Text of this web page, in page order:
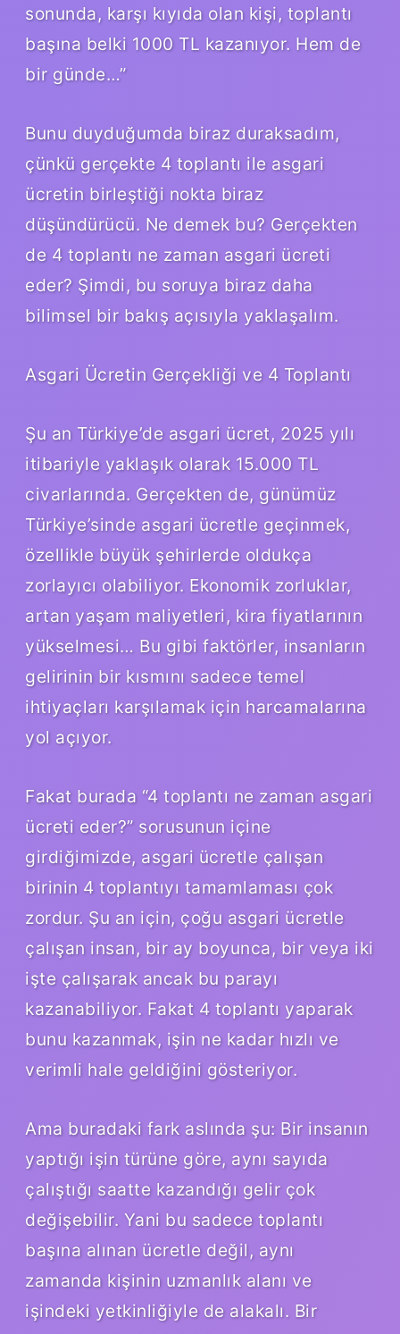
sonunda, karşı kıyıda olan kişi, toplantı
başına belki 1000 TL kazanıyor. Hem de
bir günde…”
Bunu duyduğumda biraz duraksadım,
çünkü gerçekte 4 toplantı ile asgari
ücretin birleştiği nokta biraz
düşündürücü. Ne demek bu? Gerçekten
de 4 toplantı ne zaman asgari ücreti
eder? Şimdi, bu soruya biraz daha
bilimsel bir bakış açısıyla yaklaşalım.
Asgari Ücretin Gerçekliği ve 4 Toplantı
Şu an Türkiye’de asgari ücret, 2025 yılı
itibariyle yaklaşık olarak 15.000 TL
civarlarında. Gerçekten de, günümüz
Türkiye’sinde asgari ücretle geçinmek,
özellikle büyük şehirlerde oldukça
zorlayıcı olabiliyor. Ekonomik zorluklar,
artan yaşam maliyetleri, kira fiyatlarının
yükselmesi… Bu gibi faktörler, insanların
gelirinin bir kısmını sadece temel
ihtiyaçları karşılamak için harcamalarına
yol açıyor.
Fakat burada “4 toplantı ne zaman asgari
ücreti eder?” sorusunun içine
girdiğimizde, asgari ücretle çalışan
birinin 4 toplantıyı tamamlaması çok
zordur. Şu an için, çoğu asgari ücretle
çalışan insan, bir ay boyunca, bir veya iki
işte çalışarak ancak bu parayı
kazanabiliyor. Fakat 4 toplantı yaparak
bunu kazanmak, işin ne kadar hızlı ve
verimli hale geldiğini gösteriyor.
Ama buradaki fark aslında şu: Bir insanın
yaptığı işin türüne göre, aynı sayıda
çalıştığı saatte kazandığı gelir çok
değişebilir. Yani bu sadece toplantı
başına alınan ücretle değil, aynı
zamanda kişinin uzmanlık alanı ve
işindeki yetkinliğiyle de alakalı. Bir